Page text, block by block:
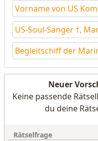
Vorname von US
US-Soul-Sänger †,
Begleitschiff der
Neuer
Keine passende
du deine
Rätselfrage